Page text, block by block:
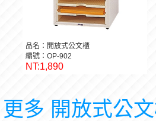
品名：開放式公文櫃
編號：OP-902
NT:1,890
更多 開放式公